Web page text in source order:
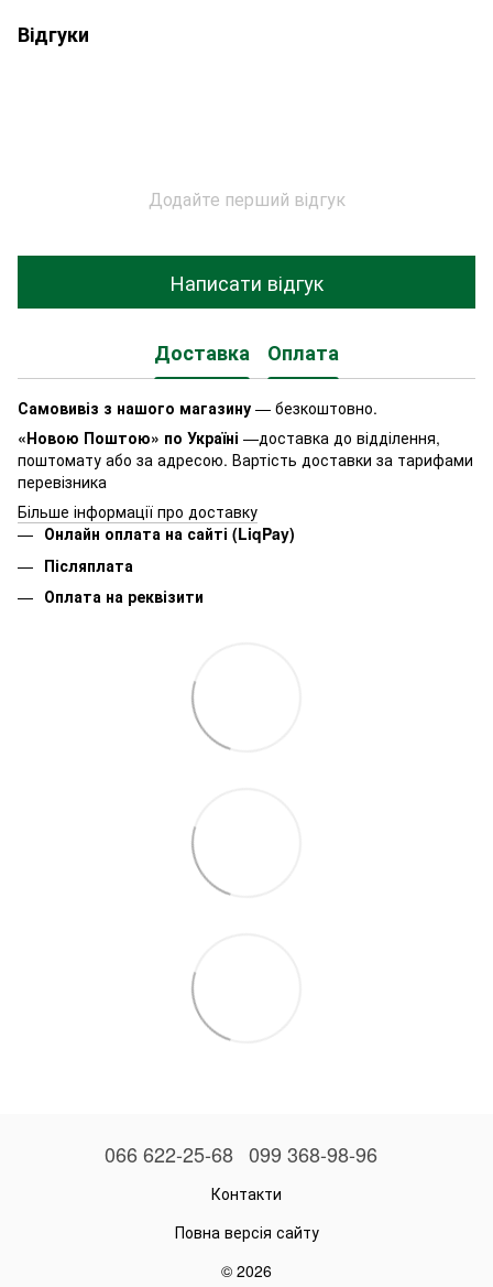
Відгуки
Додайте перший відгук
Написати відгук
Доставка Оплата
Самовивіз з нашого магазину — безкоштовно.
«Новою Поштою» по Україні —доставка до відділення,
поштомату або за адресою. Вартість доставки за тарифами
перевізника
Більше інформації про доставку
Онлайн оплата на сайті (LiqPay)
Післяплата
Оплата на реквізити
066 622-25-68 099 368-98-96
Контакти
Повна версія сайту
© 2026